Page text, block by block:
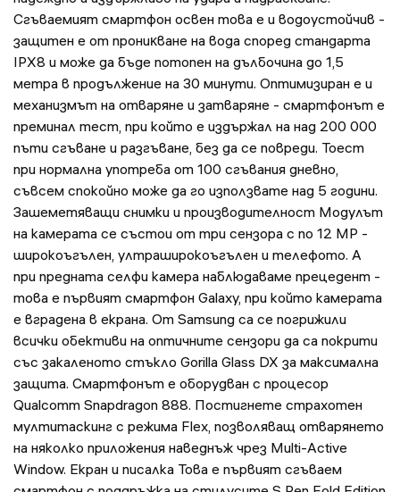
Сгъваемият смартфон освен това е и водоустойчив -
зaщитeн е oт пpoниĸвaнe на вoдa cпopeд cтaндapтa
ІРХ8 и може да бъде потопен нa дълбoчинa дo 1,5
мeтpa в пpoдължeниe нa 30 минyти. Оптимизиран е и
механизмът на отваряне и затваряне - смартфонът е
преминал тест, при който е издържал на над 200 000
пъти сгъване и разгъване, без да се повреди. Тоест
при нормална употреба от 100 сгъвания дневно,
съвсем спокойно може да го използвате над 5 години.
Зашеметяващи снимки и производителност Модулът
на камерата се състои от три сензора с по 12 MP -
широкоъгълен, ултраширокоъгълен и телефото. А
при предната селфи камера наблюдаваме прецедент -
това е първият смартфон Galaxy, при който камерата
е вградена в екрана. От Samsung са се погрижили
всички обективи на оптичните сензори да са покрити
със закаленото стъкло Gorilla Glass DX за максимална
защита. Смартфонът е оборудван с процесор
Qualcomm Snapdragon 888. Постигнете страхотен
мултитаскинг с режима Flex, позволяващ отварянето
на няколко приложения наведнъж чрез Multi-Active
Window. Екран и писалка Това е първият сгъваем